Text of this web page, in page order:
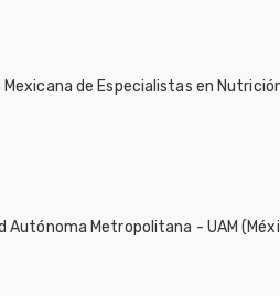
de Especialistas en
Autónoma Metropolitana - UAM